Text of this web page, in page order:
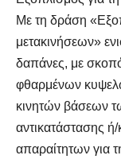
Με τη δράση
μετακινήσεων»
δαπάνες, με
φθαρμένων
κινητών βάσεων
αντικατάστασης
απαραίτητων για